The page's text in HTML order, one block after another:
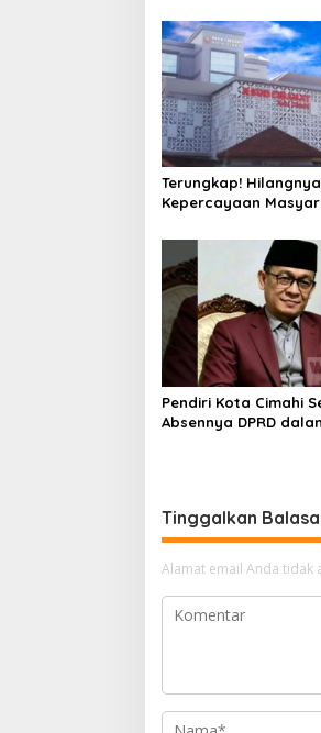
Terungkap! Hilangnya
Kepercayaan
Rebranding RSUD
Pendiri Kota Cimahi
Absennya DPRD
Tinggalkan
Alamat email Anda tidak